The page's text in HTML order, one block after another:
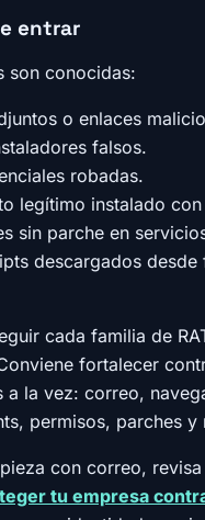
entrar
son conocidas:
o enlaces
falsos.
robadas.
legítimo instalado
sin parche en
descargados desde
cada familia de
fortalecer
a la vez: correo,
permisos, parches y
con correo,
tu empresa